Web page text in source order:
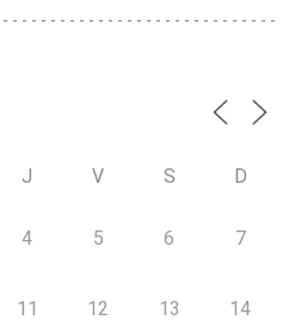
J V S D
4 5 6 7
11 12 13 14